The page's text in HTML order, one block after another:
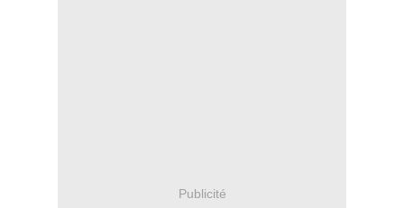
Publicité